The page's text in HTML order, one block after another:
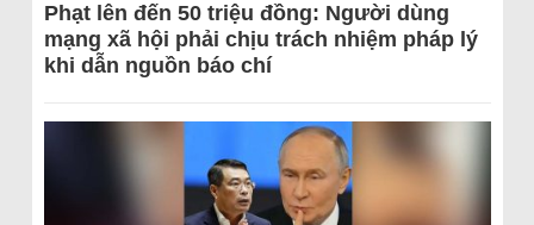
Phạt lên đến 50 triệu đồng: Người dùng
mạng xã hội phải chịu trách nhiệm pháp lý
khi dẫn nguồn báo chí